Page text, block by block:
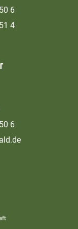
6
4
6